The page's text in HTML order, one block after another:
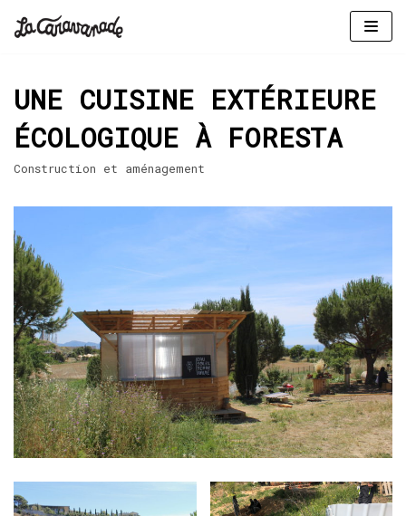
contenu
UNE CUISINE EXTÉRIEURE
ÉCOLOGIQUE À FORESTA
Construction et aménagement